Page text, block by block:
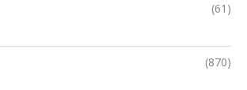
(61)
(870)